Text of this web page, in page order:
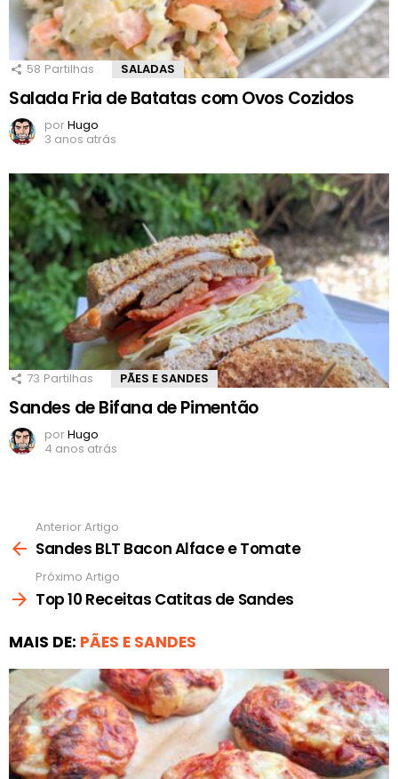
58 Partilhas SALADAS
Salada Fria de Batatas com Ovos Cozidos
porHugo
3 anos atrás
73 Partilhas PÃES E SANDES
Sandes de Bifana de Pimentão
porHugo
4 anos atrás
mais
Anterior Artigo
Sandes BLT Bacon Alface e Tomate
Próximo Artigo
Top 10 Receitas Catitas de Sandes
MAIS DE: PÃES E SANDES